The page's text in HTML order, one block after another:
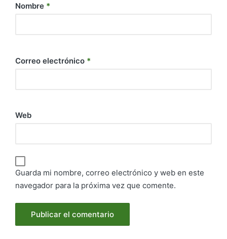
Nombre *
Correo electrónico *
Web
Guarda mi nombre, correo electrónico y web en este
navegador para la próxima vez que comente.